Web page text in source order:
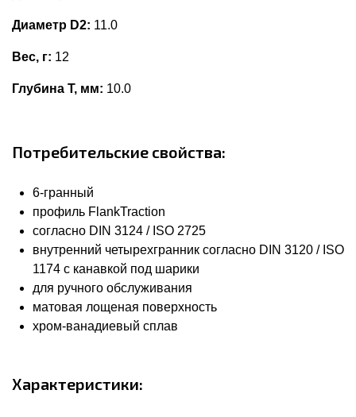
Диаметр D2: 11.0
Вес, г: 12
Глубина Т, мм: 10.0
Потребительские свойства:
6-гранный
профиль FlankTraction
согласно DIN 3124 / ISO 2725
внутренний четырехгранник согласно DIN 3120 / ISO
1174 с канавкой под шарики
для ручного обслуживания
матовая лощеная поверхность
хром-ванадиевый сплав
Характеристики: